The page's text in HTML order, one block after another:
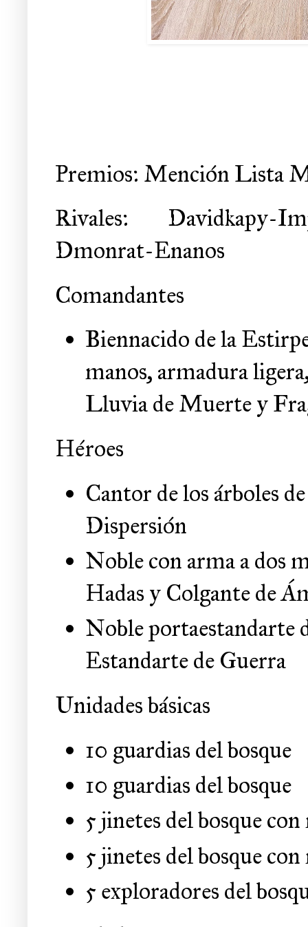
Premios: Mención Lista
Rivales: Davidkapy-
Dmonrat-Enanos
Comandantes
Biennacido de la
manos, armadura
Lluvia de Muerte y
Héroes
Cantor de los árboles
Dispersión
Noble con arma a dos
Hadas y Colgante de
Noble portaestandarte
Estandarte de Guerra
Unidades básicas
10 guardias del bosque
10 guardias del bosque
5 jinetes del bosque
5 jinetes del bosque
5 exploradores del